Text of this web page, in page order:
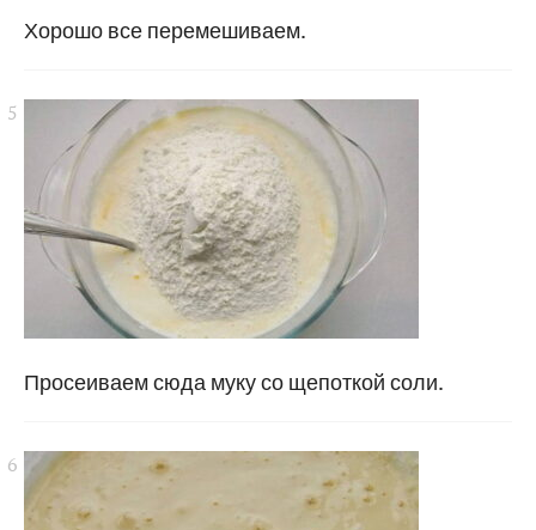
Хорошо все перемешиваем.
Просеиваем сюда муку со щепоткой соли.